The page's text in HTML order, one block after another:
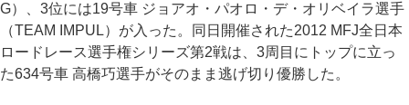
G）、3位には19号車 ジョアオ・パオロ・デ・オリベイラ選手
（TEAM IMPUL）が入った。同日開催された2012 MFJ全日本
ロードレース選手権シリーズ第2戦は、3周目にトップに立っ
た634号車 高橋巧選手がそのまま逃げ切り優勝した。